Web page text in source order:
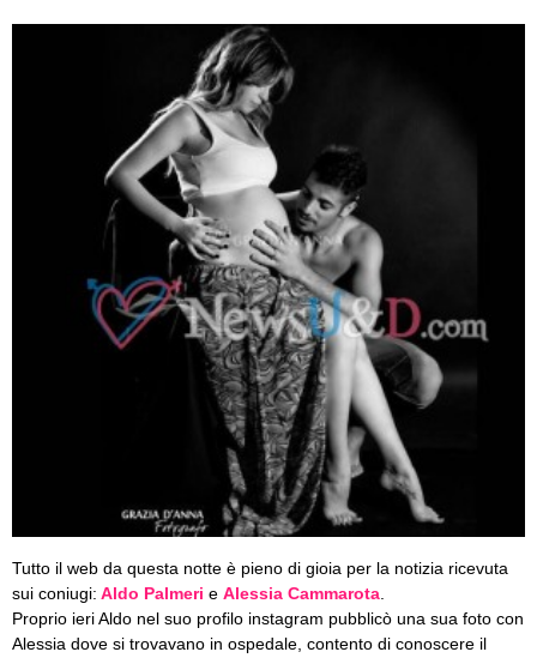
Tutto il web da questa notte è pieno di gioia per la notizia ricevuta
sui coniugi: Aldo Palmeri e Alessia Cammarota
Proprio ieri Aldo nel suo profilo instagram pubblicò una sua foto con
Alessia dove si trovavano in ospedale, contento di conoscere il